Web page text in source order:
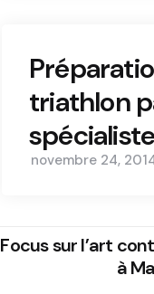
triathlon
spécialiste
novembre 24,
Focus sur l’art
à